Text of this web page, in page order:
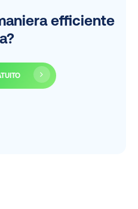
efficiente